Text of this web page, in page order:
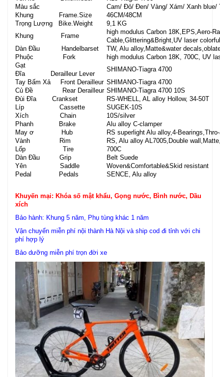
Màu sắc
Cam/ Đỏ/ Đen/ Vàng/ Xám/ Xanh blue/
Khung Frame.Size
46CM/48CM
Trọng Lượng Bike.Weight
9,1 KG
Khung Frame
high modulus Carbon 18K,EPS,Aero-
Cable,Glittering&Bright,UV laser
Dàn Đầu Handelbarset
TW, Alu alloy,Matte&water
Phuộc Fork
high modulus Carbon 18K, 700C, UV
Gạt
Đĩa Derailleur Lever
SHIMANO-Tiagra 4700
Tay Bấm Xả Front Derailleur SHIMANO-Tiagra 4700
Củ Đề Rear Derailleur SHIMANO-Tiagra 4700 10S
Đùi Đĩa Crankset
RS-WHELL, AL alloy Hollow, 34-50T
Líp Cassette
SUGEK-10S
Xích Chain
10S/silver
Phanh Brake
Alu alloy C-clamper
May ơ Hub
RS superlight Alu alloy,4-
Vành Rim
RS, Alu alloy AL7005,Double
Lốp Tire
700C
Dàn Đầu Grip
Belt Suede
Yên Saddle
Woven&Comfortable&Skid resistant
Pedal Pedals
SENCE, Alu alloy
Khuyến mại: Khóa số mật khẩu, Gọng nước, Bình nước, Dầu
xích
Bảo hành: Khung 5 năm, Phụ tùng khác 1 năm
Vận chuyển miễn phí nội thành Hà Nội và ship cod đi tỉnh với chi
phí hợp lý
Bảo dưỡng miễn phí trọn đời xe